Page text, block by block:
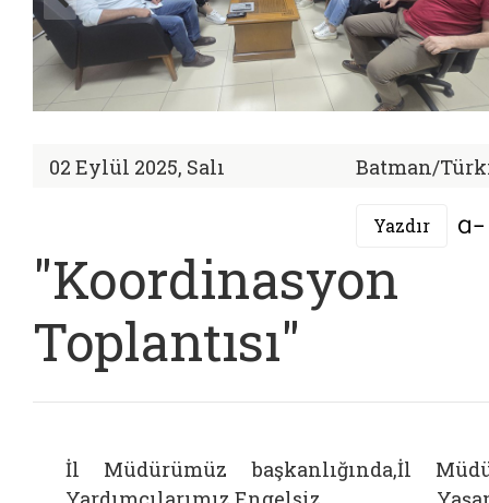
02 Eylül 2025, Salı Batman/
Yazdır
"Koordinasyon
Toplantısı"
İl Müdürümüz başkanlığında,İl